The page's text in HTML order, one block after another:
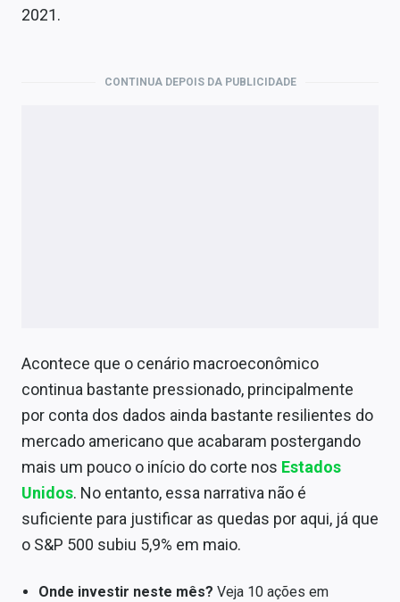
Brasil
Contato
2021.
CONTINUA DEPOIS DA PUBLICIDADE
Acontece que o cenário macroeconômico
continua bastante pressionado, principalmente
por conta dos dados ainda bastante resilientes do
mercado americano que acabaram postergando
mais um pouco o início do corte nos Estados
Unidos. No entanto, essa narrativa não é
suficiente para justificar as quedas por aqui, já que
o S&P 500 subiu 5,9% em maio.
Onde investir neste mês? Veja 10 ações em